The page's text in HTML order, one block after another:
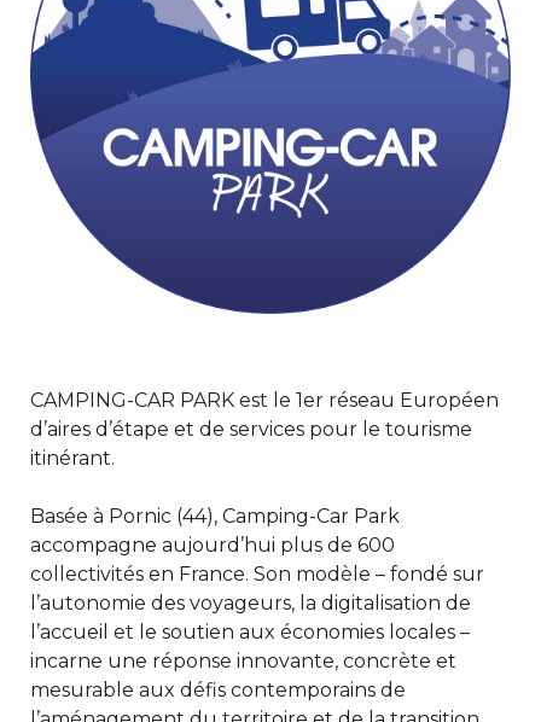
CAMPING-CAR PARK est le 1er réseau Européen
d’aires d’étape et de services pour le tourisme
itinérant.
Basée à Pornic (44), Camping-Car Park
accompagne aujourd’hui plus de 600
collectivités en France. Son modèle – fondé sur
l’autonomie des voyageurs, la digitalisation de
l’accueil et le soutien aux économies locales –
incarne une réponse innovante, concrète et
mesurable aux défis contemporains de